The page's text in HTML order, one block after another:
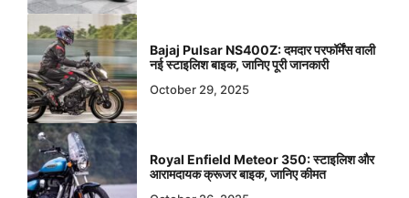
Bajaj Pulsar NS400Z: दमदार परफॉर्मेंस वाली
नई स्टाइलिश बाइक, जानिए पूरी जानकारी
October 29, 2025
Royal Enfield Meteor 350: स्टाइलिश और
आरामदायक क्रूजर बाइक, जानिए कीमत